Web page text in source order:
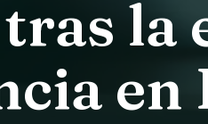
la
en